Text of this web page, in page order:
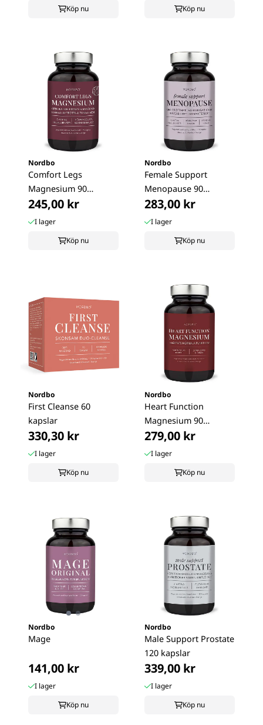
Köp nu
Köp nu
Nordbo
Comfort Legs
Magnesium 90
kapslar
245,00 kr
I lager
Köp nu
Nordbo
Female Support
Menopause 90
kapslar
283,00 kr
I lager
Köp nu
Nordbo
First Cleanse 60
kapslar
330,30 kr
I lager
Köp nu
Nordbo
Heart Function
Magnesium 90
kapslar
279,00 kr
I lager
Köp nu
Nordbo
Mage
141,00 kr
I lager
Köp nu
Nordbo
Male Support Prostate
120 kapslar
339,00 kr
I lager
Köp nu